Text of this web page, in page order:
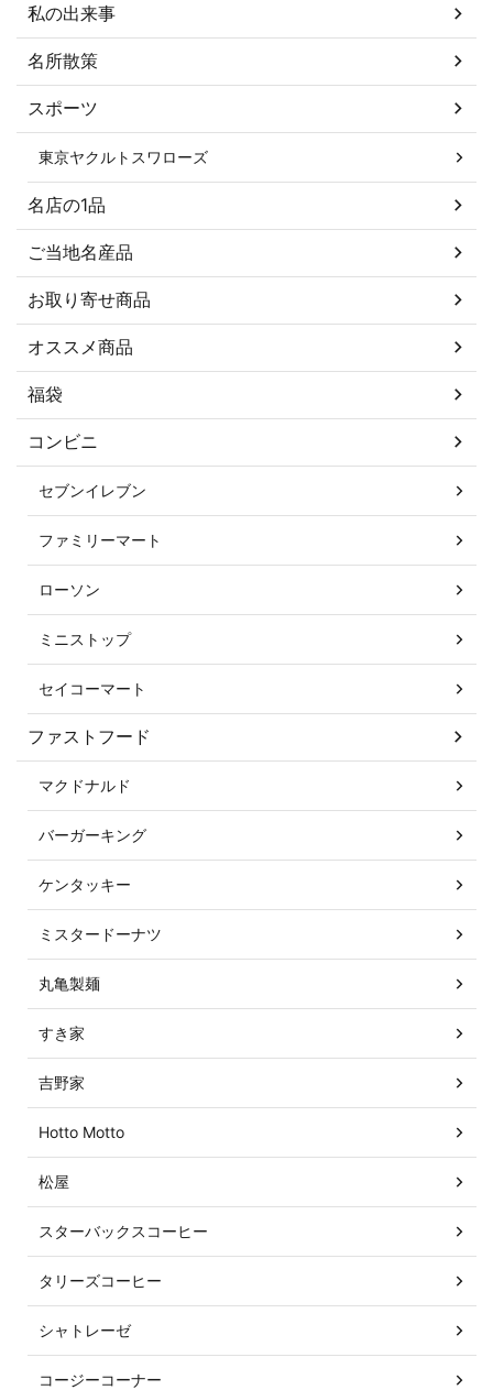
私の出来事
名所散策
スポーツ
東京ヤクルトスワローズ
名店の1品
ご当地名産品
お取り寄せ商品
オススメ商品
福袋
コンビニ
セブンイレブン
ファミリーマート
ローソン
ミニストップ
セイコーマート
ファストフード
マクドナルド
バーガーキング
ケンタッキー
ミスタードーナツ
丸亀製麺
すき家
吉野家
Hotto Motto
松屋
スターバックスコーヒー
タリーズコーヒー
シャトレーゼ
コージーコーナー